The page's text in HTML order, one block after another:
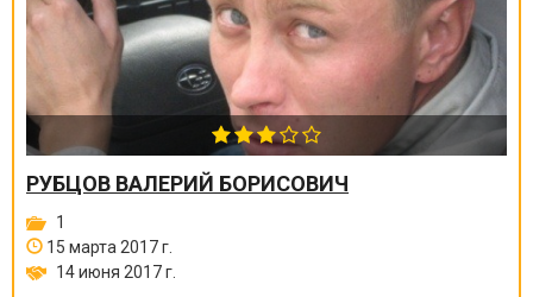
РУБЦОВ ВАЛЕРИЙ БОРИСОВИЧ
1
15 марта 2017 г.
14 июня 2017 г.